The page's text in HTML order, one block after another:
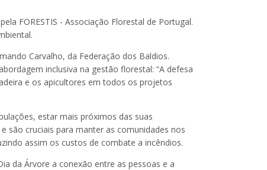
FORESTIS - Associação Florestal de Portugal.
Carvalho, da Federação dos Baldios.
inclusiva na gestão florestal: “A defesa
e os apicultores em todos os projetos
estar mais próximos das suas
são cruciais para manter as comunidades nos
assim os custos de combate a incêndios.
da Árvore a conexão entre as pessoas e a